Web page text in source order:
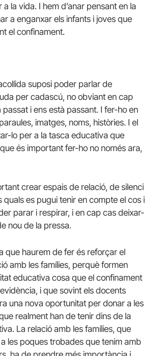
la vida. I hem d’anar pensant en la
a enganxar els infants i joves que
el confinament.
suposi poder parlar de
per cadascú, no obviant en cap
passat i ens està passant. I fer-ho en
imatges, noms, històries. I el
lo per a la tasca educativa que
és important fer-ho no només ara,
crear espais de relació, de silenci
quals es pugui tenir en compte el cos i
parar i respirar, i en cap cas deixar-
nou de la pressa.
que haurem de fer és reforçar el
amb les famílies, perquè formen
educativa cosa que el confinament
i que sovint els docents
una nova oportunitat per donar a les
realment han de tenir dins de la
La relació amb les famílies, que
les poques trobades que tenim amb